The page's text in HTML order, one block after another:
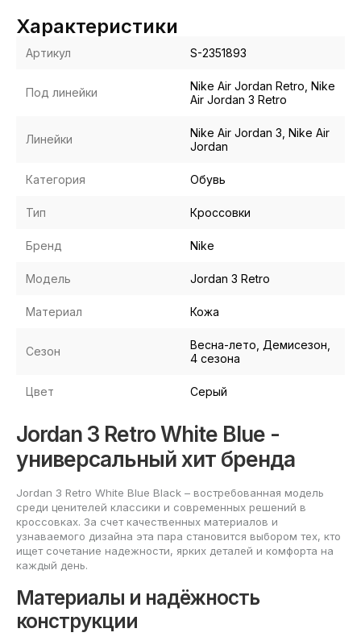
Характеристики
Артикул S-2351893
Под линейки
Nike Air Jordan Retro, Nike
Air Jordan 3 Retro
Линейки
Nike Air Jordan 3, Nike Air
Jordan
Категория Обувь
Тип Кроссовки
Бренд Nike
Модель Jordan 3 Retro
Материал Кожа
Сезон
Весна-лето, Демисезон,
4 сезона
Цвет Серый
Jordan 3 Retro White Blue -
универсальный хит бренда
Jordan 3 Retro White Blue Black – востребованная модель
среди ценителей классики и современных решений в
кроссовках. За счет качественных материалов и
узнаваемого дизайна эта пара становится выбором тех, кто
ищет сочетание надежности, ярких деталей и комфорта на
каждый день.
Материалы и надёжность
конструкции